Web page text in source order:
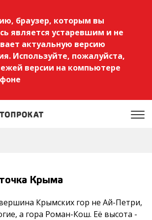
браузер, которым вы
является устаревшим и не
актуальную версию
Используйте, пожалуйста,
версии на компьютере
Крыма
Крымских гор не Ай-Петри,
а гора Роман-Кош. Её высота -